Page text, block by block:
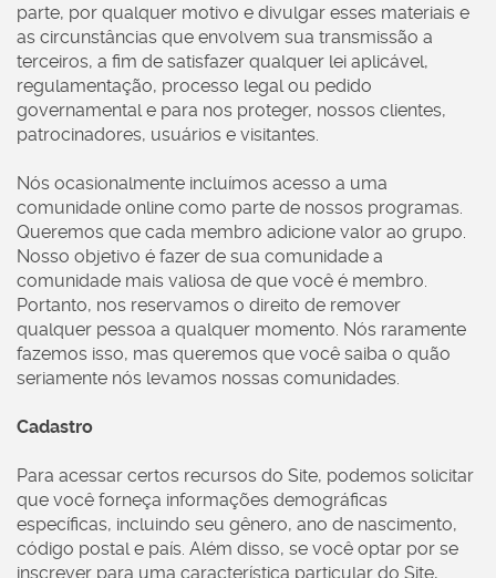
parte, por qualquer motivo e divulgar esses materiais e
as circunstâncias que envolvem sua transmissão a
terceiros, a fim de satisfazer qualquer lei aplicável,
regulamentação, processo legal ou pedido
governamental e para nos proteger, nossos clientes,
patrocinadores, usuários e visitantes.
Nós ocasionalmente incluímos acesso a uma
comunidade online como parte de nossos programas.
Queremos que cada membro adicione valor ao grupo.
Nosso objetivo é fazer de sua comunidade a
comunidade mais valiosa de que você é membro.
Portanto, nos reservamos o direito de remover
qualquer pessoa a qualquer momento. Nós raramente
fazemos isso, mas queremos que você saiba o quão
seriamente nós levamos nossas comunidades.
Cadastro
Para acessar certos recursos do Site, podemos solicitar
que você forneça informações demográficas
específicas, incluindo seu gênero, ano de nascimento,
código postal e país. Além disso, se você optar por se
inscrever para uma característica particular do Site,